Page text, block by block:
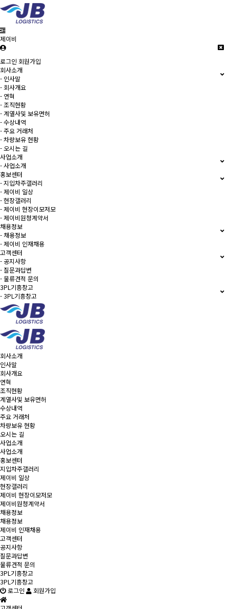
제이비
로그인 회원가입
회사소개
- 인사말
- 회사개요
- 연혁
- 조직현황
- 계열사및 보유면허
- 수상내역
- 주요 거래처
- 차량보유 현황
- 오시는 길
사업소개
- 사업소개
홍보센터
- 지입차주갤러리
- 제이비 일상
- 현장갤러리
- 제이비 현장이모저모
- 제이비원청계약서
채용정보
- 채용정보
- 제이비 인재채용
고객센터
- 공지사항
- 질문과답변
- 물류견적 문의
3PL기흥창고
- 3PL기흥창고
회사소개
인사말
회사개요
연혁
조직현황
계열사및 보유면허
수상내역
주요 거래처
차량보유 현황
오시는 길
사업소개
사업소개
홍보센터
지입차주갤러리
제이비 일상
현장갤러리
제이비 현장이모저모
제이비원청계약서
채용정보
채용정보
제이비 인재채용
고객센터
공지사항
질문과답변
물류견적 문의
3PL기흥창고
3PL기흥창고
로그인
회원가입